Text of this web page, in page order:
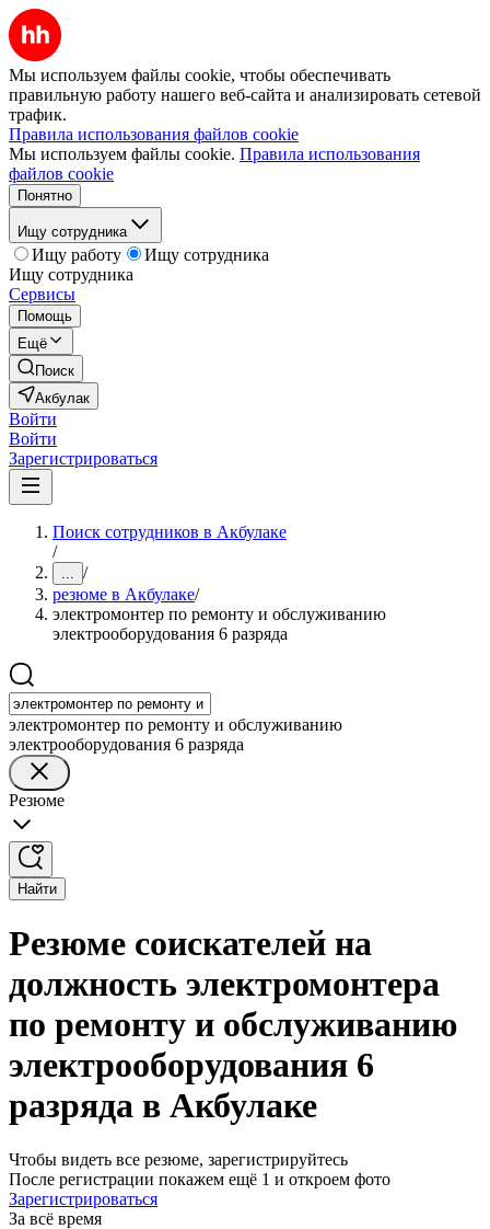
Мы используем файлы cookie, чтобы обеспечивать
правильную работу нашего веб-сайта и анализировать сетевой
трафик.
Правила использования файлов cookie
Мы используем файлы cookie. Правила использования
файлов cookie
Понятно
Ищу сотрудника
Ищу работу
Ищу сотрудника
Ищу сотрудника
Сервисы
Помощь
Ещё
Поиск
Акбулак
Войти
Войти
Зарегистрироваться
Поиск сотрудников в Акбулаке
/
... /
резюме в Акбулаке/
электромонтер по ремонту и обслуживанию
электрооборудования 6 разряда
электромонтер по ремонту и обслуживанию
электрооборудования 6 разряда
Резюме
Найти
Резюме соискателей на
должность электромонтера
по ремонту и обслуживанию
электрооборудования 6
разряда в Акбулаке
Чтобы видеть все резюме, зарегистрируйтесь
После регистрации покажем ещё 1 и откроем фото
Зарегистрироваться
За всё время